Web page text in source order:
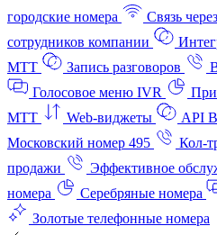
городские номера
Связь
сотрудников компании
МТТ
Запись разговоров
Голосовое меню IVR
МТТ
Web-виджеты
API
Московский номер 495
Кол-
продажи
Эффективное
номера
Серебряные номера
Золотые телефонные номера